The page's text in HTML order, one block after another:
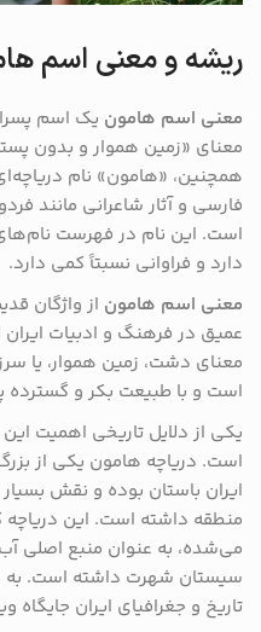
ریشه و معنی اسم
معنی اسم هامون یک اسم
معنای «زمین هموار و بدون
همچنین، «هامون» نام
فارسی و آثار شاعرانی مانند
است. این نام در فهرست
دارد و فراوانی نسبتاً کمی دارد.
معنی اسم هامون از واژگان
عمیق در فرهنگ و ادبیات
معنای دشت، زمین هموار، یا
است و با طبیعت بکر و گسترده
یکی از دلایل تاریخی اهمیت
است. دریاچه هامون یکی از
ایران باستان بوده و نقش
منطقه داشته است. این دریاچه
می‌شده، به عنوان منبع اصلی
سیستان شهرت داشته است. به
تاریخ و جغرافیای ایران جایگاه